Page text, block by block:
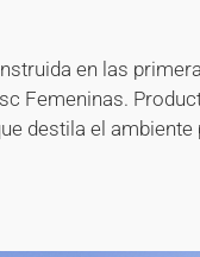
en las
Femeninas.
destila el ambiente